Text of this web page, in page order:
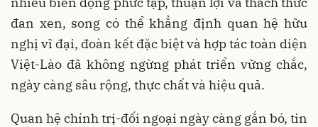
đan xen, song có thể khẳng định quan hệ hữu
nghị vĩ đại, đoàn kết đặc biệt và hợp tác toàn diện
Việt-Lào đã không ngừng phát triển vững chắc,
ngày càng sâu rộng, thực chất và hiệu quả.
Quan hệ chính trị-đối ngoại ngày càng gắn bó, tin